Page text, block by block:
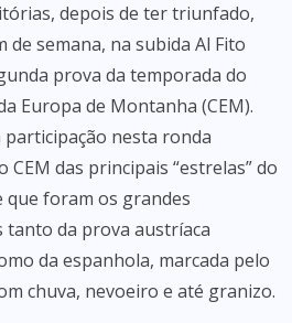
depois de ter triunfado,
de semana, na subida Al Fito
prova da temporada do
Europa de Montanha (CEM).
participação nesta ronda
CEM das principais “estrelas” do
que foram os grandes
da prova austríaca
da espanhola, marcada pelo
chuva, nevoeiro e até granizo.